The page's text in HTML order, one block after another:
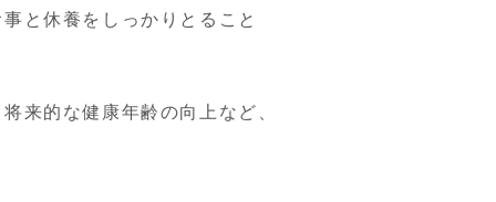
と休養をしっかりとること
来的な健康年齢の向上など、